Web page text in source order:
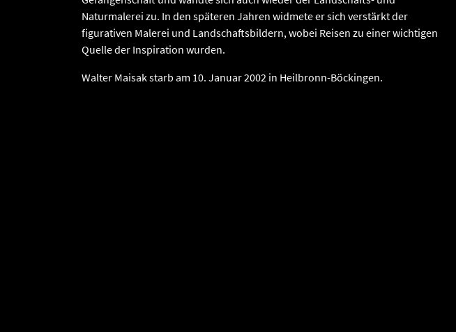
Naturmalerei zu. In den späteren Jahren widmete er sich verstärkt der
figurativen Malerei und Landschaftsbildern, wobei Reisen zu einer wichtigen
Quelle der Inspiration wurden.
Walter Maisak starb am 10. Januar 2002 in Heilbronn-Böckingen.